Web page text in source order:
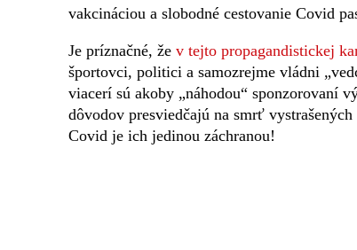
vakcináciou a slobodné cestovanie Covid
Je príznačné, že v tejto propagandistickej
športovci, politici a samozrejme vládni
viacerí sú akoby „náhodou“ sponzorovaní
dôvodov presviedčajú na smrť
Covid je ich jedinou záchranou!